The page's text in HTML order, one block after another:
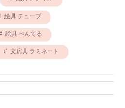
絵具 チューブ
絵具 ぺんてる
文房具 ラミネート